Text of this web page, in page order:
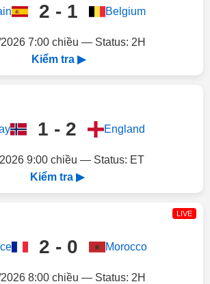
2 - 1 Belgium
7:00 chiều — Status: 2H
Kiểm tra ▶
1 - 2 England
9:00 chiều — Status: ET
Kiểm tra ▶
LIVE
2 - 0 Morocco
8:00 chiều — Status: 2H